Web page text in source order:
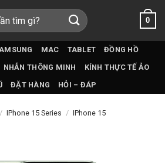
0
MAC TABLET
ĐỒNG HỒ
NHẪN THÔNG MINH
KÍNH THỰC TẾ ẢO
ĐẶT HÀNG HỎI – ĐÁP
/ IPhone 15 Series / IPhone 15